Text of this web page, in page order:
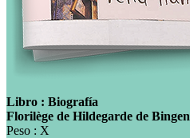
Libro : Biografía
Florilège de Hildegarde de Bingen
Peso : X